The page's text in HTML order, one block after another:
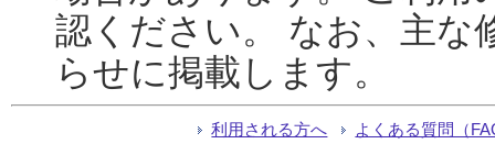
認ください。 なお、主な
らせに掲載します。
利用される方へ よくある質問（